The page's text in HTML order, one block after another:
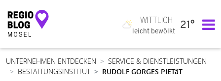
Hauptnavigation
WITTLICH
leicht bewölkt
21°
UNTERNEHMEN ENTDECKEN
SERVICE & DIENSTLEISTUNGEN
BESTATTUNGSINSTITUT
RUDOLF GORGES PIETäT